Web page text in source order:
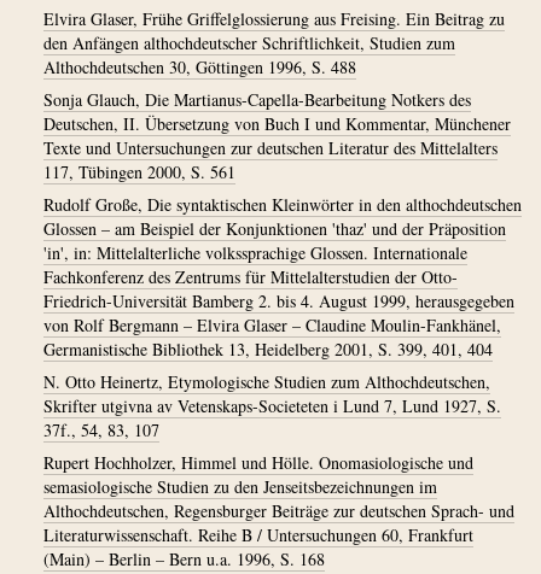
Elvira Glaser, Frühe Griffelglossierung aus Freising. Ein Beitrag zu
den Anfängen althochdeutscher Schriftlichkeit, Studien zum
Althochdeutschen 30, Göttingen 1996, S. 488
Sonja Glauch, Die Martianus-Capella-Bearbeitung Notkers des
Deutschen, II. Übersetzung von Buch I und Kommentar, Münchener
Texte und Untersuchungen zur deutschen Literatur des Mittelalters
117, Tübingen 2000, S. 561
Rudolf Große, Die syntaktischen Kleinwörter in den althochdeutschen
Glossen – am Beispiel der Konjunktionen 'thaz' und der Präposition
'in', in: Mittelalterliche volkssprachige Glossen. Internationale
Fachkonferenz des Zentrums für Mittelalterstudien der Otto-
Friedrich-Universität Bamberg 2. bis 4. August 1999, herausgegeben
von Rolf Bergmann – Elvira Glaser – Claudine Moulin-Fankhänel,
Germanistische Bibliothek 13, Heidelberg 2001, S. 399, 401, 404
N. Otto Heinertz, Etymologische Studien zum Althochdeutschen,
Skrifter utgivna av Vetenskaps-Societeten i Lund 7, Lund 1927, S.
37f., 54, 83, 107
Rupert Hochholzer, Himmel und Hölle. Onomasiologische und
semasiologische Studien zu den Jenseitsbezeichnungen im
Althochdeutschen, Regensburger Beiträge zur deutschen Sprach- und
Literaturwissenschaft. Reihe B / Untersuchungen 60, Frankfurt
(Main) – Berlin – Bern u.a. 1996, S. 168